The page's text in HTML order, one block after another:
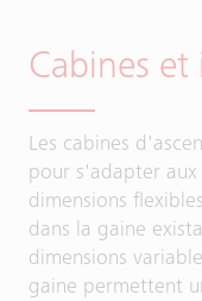
Cabines
Les cabines
pour s'adapter aux
dimensions
dans la gaine
dimensions
gaine permettent